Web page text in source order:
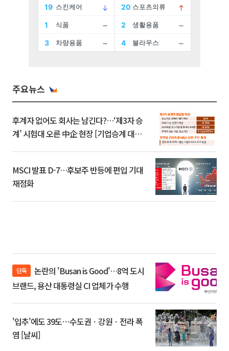
주요뉴스
후계자 없어도 회사는 남긴다?…‘제3자 승
계’ 시험대 오른 中企 현장 [기업승계 대전
MSCI 발표 D-7…후보주 반등에 편입 기대
재점화
단독
브랜드, 용산 대통령실 CI 업체가 수행
'입추'에도 39도⋯수도권ㆍ강원ㆍ전라 폭
염 [날씨]